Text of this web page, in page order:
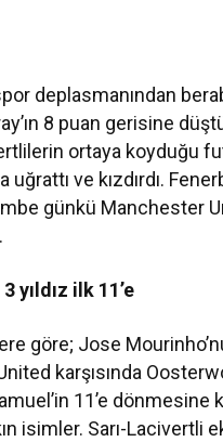
deplasmanından
8 puan gerisine
ortaya koyduğu
uğrattı ve kızdırdı.
günkü Manchester
yıldız ilk 11’e
göre; Jose
karşısında
11’e
isimler. Sarı-Lacivertli